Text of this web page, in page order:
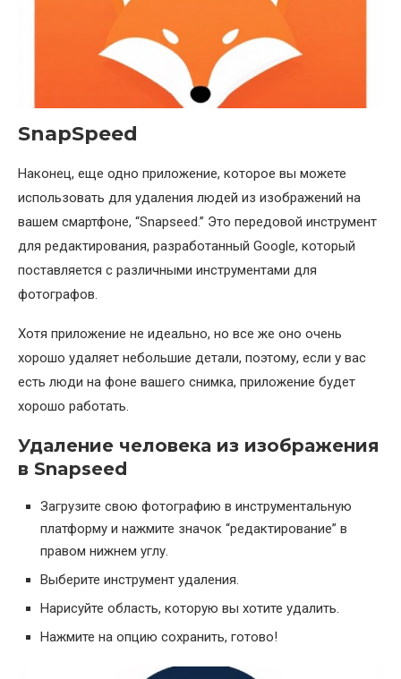
SnapSpeed
Наконец, еще одно приложение, которое вы можете
использовать для удаления людей из изображений на
вашем смартфоне, “Snapseed.” Это передовой инструмент
для редактирования, разработанный Google, который
поставляется с различными инструментами для
фотографов.
Хотя приложение не идеально, но все же оно очень
хорошо удаляет небольшие детали, поэтому, если у вас
есть люди на фоне вашего снимка, приложение будет
хорошо работать.
Удаление человека из изображения
в Snapseed
Загрузите свою фотографию в инструментальную
платформу и нажмите значок “редактирование” в
правом нижнем углу.
Выберите инструмент удаления.
Нарисуйте область, которую вы хотите удалить.
Нажмите на опцию сохранить, готово!